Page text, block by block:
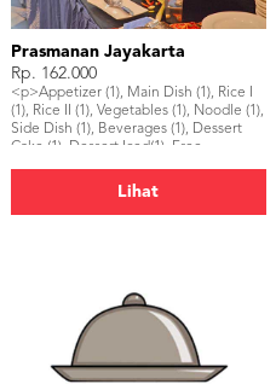
Prasmanan Jayakarta
Rp. 162.000
<p>Appetizer (1), Main Dish (1), Rice I
(1), Rice II (1), Vegetables (1), Noodle (1),
Side Dish (1), Beverages (1), Dessert
Cake (1), Dessert Iced(1), Free
Lihat